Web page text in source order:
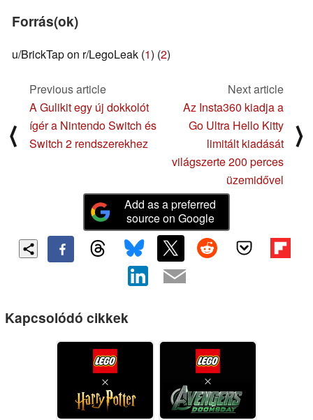
Forrás(ok)
u/BrickTap on r/LegoLeak (1) (2)
⟨
Previous article
A Gulikit egy új dokkolót
ígér a Nintendo Switch és
Switch 2 rendszerekhez
Next article
Az Insta360 kiadja a
Go Ultra Hello Kitty
limitált kiadását
világszerte 200 perces
üzemidővel
⟩
Add as a preferred
source on Google
Kapcsolódó cikkek